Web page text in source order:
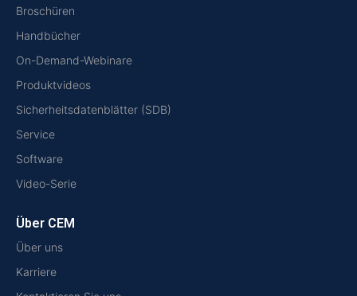
Broschüren
Handbücher
On-Demand-Webinare
Produktvideos
Sicherheitsdatenblätter (SDB)
Service
Software
Video-Serie
Über CEM
Über uns
Karriere